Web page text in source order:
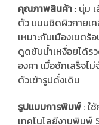
คุณภาพสินค้า : นุ่ม
ตัว แนบชิดผิวกายเ
เหมาะกับเมืองเขตร้
ดูดซับน้ำเหงื่อยได้ร
องศา เมื่อซักเสร็จไ
ตัวเข้ารูปดั่งเดิม
รูปแบบการพิมพ์ : ใ
เทคโนโลยีงานพิม